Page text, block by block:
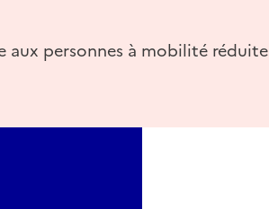
aux personnes à mobilité réduite